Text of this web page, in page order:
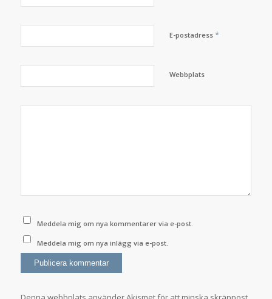
E-postadress *
Webbplats
Meddela mig om nya kommentarer via e-post.
Meddela mig om nya inlägg via e-post.